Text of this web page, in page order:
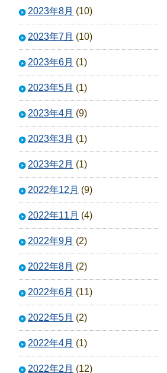
2023年8月 (10)
2023年7月 (10)
2023年6月 (1)
2023年5月 (1)
2023年4月 (9)
2023年3月 (1)
2023年2月 (1)
2022年12月 (9)
2022年11月 (4)
2022年9月 (2)
2022年8月 (2)
2022年6月 (11)
2022年5月 (2)
2022年4月 (1)
2022年2月 (12)